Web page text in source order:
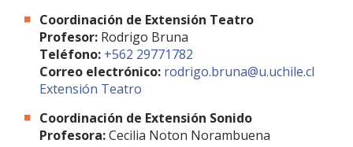
Coordinación de Extensión Teatro
Profesor: Rodrigo Bruna
Teléfono: +562 29771782
Correo electrónico: rodrigo.bruna@u.uchile.cl
Extensión Teatro
Coordinación de Extensión Sonido
Profesora:Cecilia Noton Norambuena